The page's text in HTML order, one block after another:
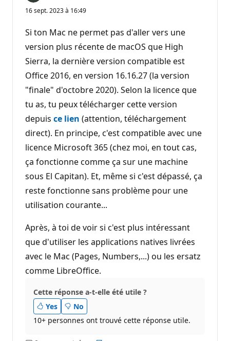
16 sept. 2023 à 16:49
Si ton Mac ne permet pas d'aller vers une
version plus récente de macOS que High
Sierra, la dernière version compatible est
Office 2016, en version 16.16.27 (la version
"finale" d'octobre 2020). Selon la licence que
tu as, tu peux télécharger cette version
depuis ce lien (attention, téléchargement
direct). En principe, c'est compatible avec une
licence Microsoft 365 (chez moi, en tout cas,
ça fonctionne comme ça sur une machine
sous El Capitan). Et, même si c'est dépassé, ça
reste fonctionne sans problème pour une
utilisation courante...
Après, à toi de voir si c'est plus intéressant
que d'utiliser les applications natives livrées
avec le Mac (Pages, Numbers,...) ou les ersatz
comme LibreOffice.
Cette réponse a-t-elle été utile ?
Yes
No
10+ personnes ont trouvé cette réponse utile.